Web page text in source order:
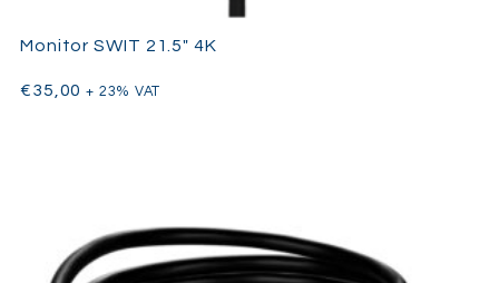
Monitor SWIT 21.5″ 4K
€35,00 + 23% VAT